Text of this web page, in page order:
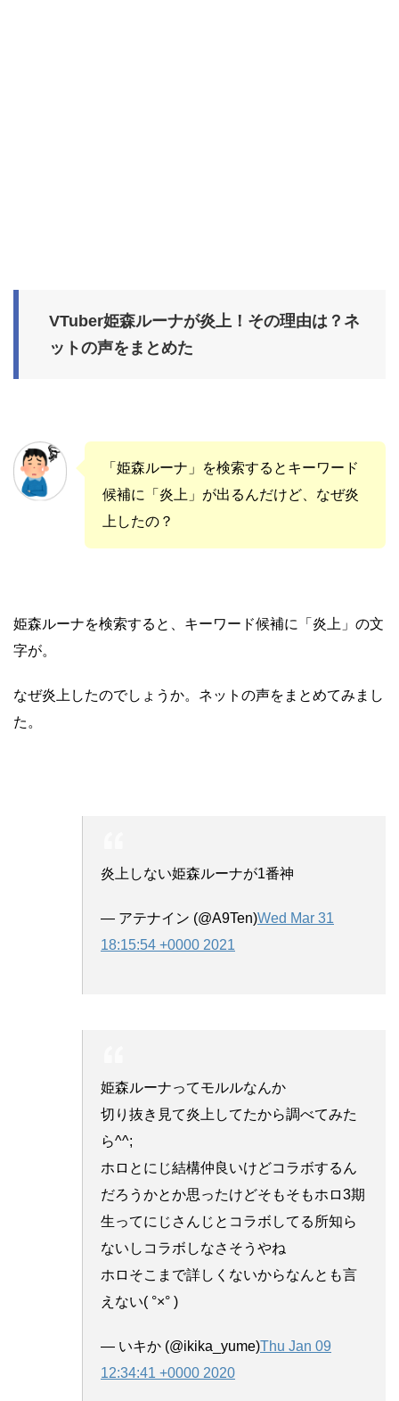
VTuber姫森ルーナが炎上！その理由は？ネ
ットの声をまとめた
「姫森ルーナ」を検索するとキーワード
候補に「炎上」が出るんだけど、なぜ炎
上したの？
姫森ルーナを検索すると、キーワード候補に「炎上」の文
字が。
なぜ炎上したのでしょうか。ネットの声をまとめてみまし
た。
炎上しない姫森ルーナが1番神
— アテナイン (@A9Ten)Wed Mar 31
18:15:54 +0000 2021
姫森ルーナってモルルなんか
切り抜き見て炎上してたから調べてみた
ら^^;
ホロとにじ結構仲良いけどコラボするん
だろうかとか思ったけどそもそもホロ3期
生ってにじさんじとコラボしてる所知ら
ないしコラボしなさそうやね
ホロそこまで詳しくないからなんとも言
えない( °×° )
— いキか (@ikika_yume)Thu Jan 09
12:34:41 +0000 2020